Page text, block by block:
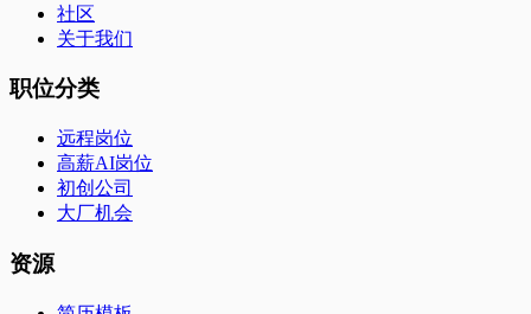
社区
关于我们
职位分类
远程岗位
高薪AI岗位
初创公司
大厂机会
资源